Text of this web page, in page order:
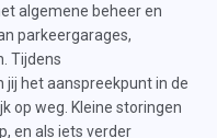
algemene beheer en
parkeergarages,
Tijdens
het aanspreekpunt in de
op weg. Kleine storingen
en als iets verder